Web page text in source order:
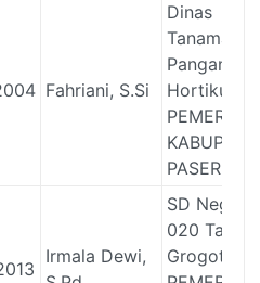
Fahriani, S.Si
Dinas
Tanaman
Pangan
PASER
Irmala Dewi,
SD Negeri
020 Tanah
Grogot